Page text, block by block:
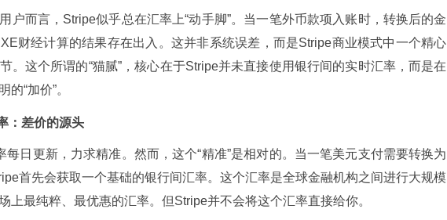
户而言，Stripe似乎总在汇率上“动手脚”。当一笔外币款项入账时，转换后的金
财经计算的结果存在出入。这并非系统误差，而是Stripe商业模式中一个精心
。这个所谓的“猫腻”，核心在于Stripe并未直接使用银行间的实时汇率，而是在
“加价”。
：差价的源头
每日更新，力求精准。然而，这个“精准”是相对的。当一笔美元支付需要转换为
首先会获取一个基础的银行间汇率。这个汇率是全球金融机构之间进行大规模
上最纯粹、最优惠的汇率。但Stripe并不会将这个汇率直接给你。